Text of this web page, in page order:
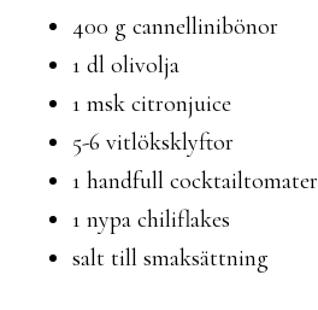
400 g cannellinibönor
1 dl olivolja
1 msk citronjuice
5-6 vitlöksklyftor
1 handfull cocktailtomater
1 nypa chiliflakes
salt till smaksättning